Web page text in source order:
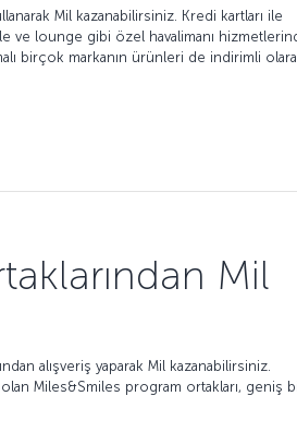
Mil kazanabilirsiniz. Kredi kartları ile
ve lounge gibi özel havalimanı
birçok markanın ürünleri de indirimli
Mil
alışveriş yaparak Mil kazanabilirsiniz.
Miles&Smiles program ortakları, geniş